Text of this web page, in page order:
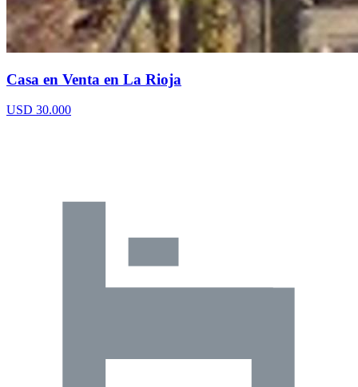
Casa en Venta en La Rioja
USD 30.000